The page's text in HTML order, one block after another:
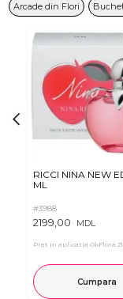
Arcade din Flori
RICCI NINA NEW
ML
#3988
2199,00 MDL
Pret in aplicatia OkFlora
Cumpara